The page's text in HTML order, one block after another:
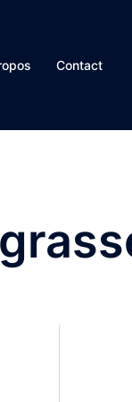
Contact